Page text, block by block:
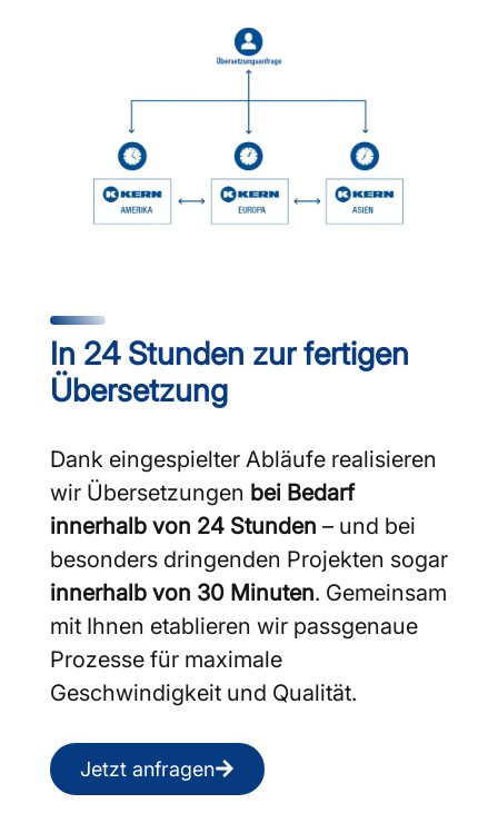
In 24 Stunden zur fertigen
Übersetzung
Dank eingespielter Abläufe realisieren
wir Übersetzungen bei Bedarf
innerhalb von 24 Stunden – und bei
besonders dringenden Projekten sogar
innerhalb von 30 Minuten. Gemeinsam
mit Ihnen etablieren wir passgenaue
Prozesse für maximale
Geschwindigkeit und Qualität.
Jetzt anfragen